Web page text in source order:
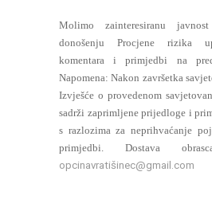
Molimo zainteresiranu
donošenju Procjene rizika
komentara i primjedbi na
Napomena: Nakon završetka
Izvješće o provedenom
sadrži zaprimljene prijedloge i
s razlozima za neprihvaćanje
primjedbi. Dostava
opcinavratišinec@gmail.com